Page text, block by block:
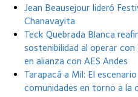
Jean Beausejour lideró
Chanavayita
Teck Quebrada Blanca
sostenibilidad al operar
en alianza con AES Andes
Tarapacá a Mil: El
comunidades en torno a la